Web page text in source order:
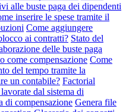
alle buste paga dei dipendenti
inserire le spese tramite il
Come aggiungere
ai contratti? Stato del
delle buste paga
come compensazione Come
del tempo tramite la
un contabile? Factorial
dal sistema di
di compensazione Genera file